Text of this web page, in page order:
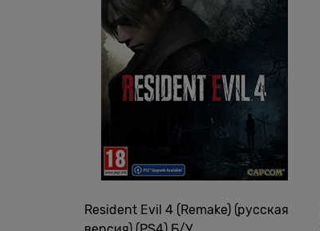
Resident Evil 4 (Remake) (русская